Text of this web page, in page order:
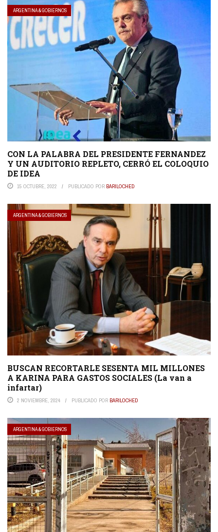
ARGENTINA & GOBIERNOS
CON LA PALABRA DEL PRESIDENTE FERNANDEZ
Y UN AUDITORIO REPLETO, CERRÓ EL COLOQUIO
DE IDEA
15 OCTUBRE, 2022 PUBLICADO POR BARILOCHED
ARGENTINA & GOBIERNOS
BUSCAN RECORTARLE SESENTA MIL MILLONES
A KARINA PARA GASTOS SOCIALES (La van a
infartar)
2 NOVIEMBRE, 2024 PUBLICADO POR BARILOCHED
ARGENTINA & GOBIERNOS